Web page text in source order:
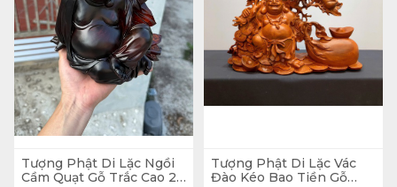
Tượng Phật Di Lặc Ngồi
Cầm Quạt Gỗ Trắc Cao 20
Tượng Phật Di Lặc Vác
Đào Kéo Bao Tiền Gỗ